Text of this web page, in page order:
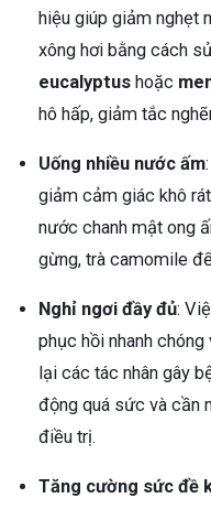
hiệu giúp giảm nghẹt
xông hơi bằng cách
eucalyptus hoặc
hô hấp, giảm tắc
Uống nhiều nước ấm
giảm cảm giác khô
nước chanh mật ong
gừng, trà camomile
Nghỉ ngơi đầy đủ:
phục hồi nhanh
lại các tác nhân gây
động quá sức và cần
điều trị.
Tăng cường sức đề